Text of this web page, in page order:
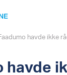
havde ikke
havde